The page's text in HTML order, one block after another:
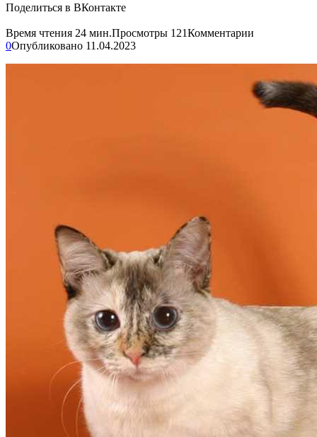
Поделиться в ВКонтакте
Время чтения 24 мин.Просмотры 121Комментарии
0Опубликовано 11.04.2023